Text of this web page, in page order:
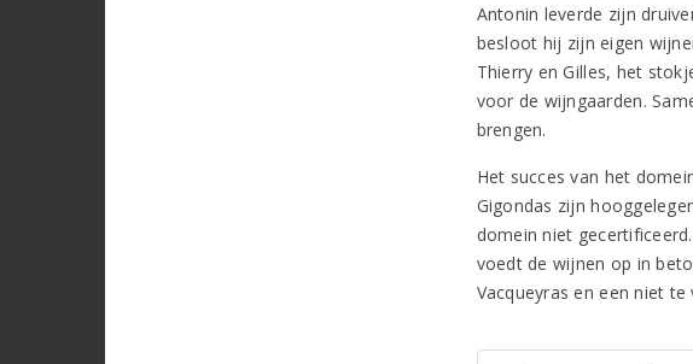
Antonin leverde zijn
besloot hij zijn eigen
Thierry en Gilles, het
voor de wijngaarden.
brengen.
Het succes van het
Gigondas zijn
domein niet
voedt de wijnen op in
Vacqueyras en een niet